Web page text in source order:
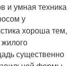
и умная техника
у
хороша тем,
существенно